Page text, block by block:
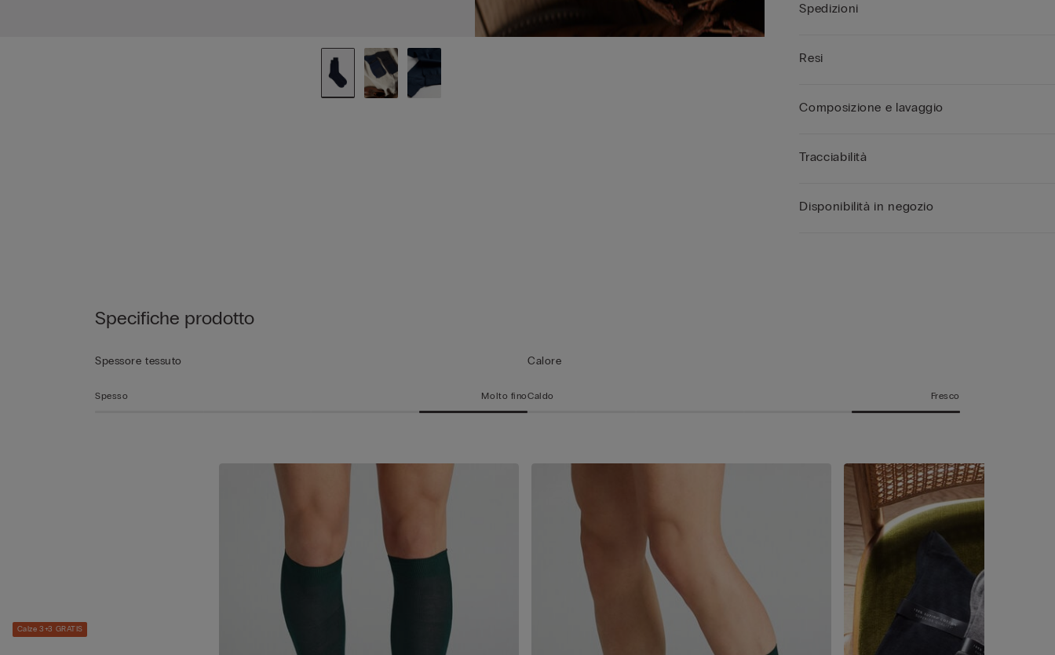
Spedizioni
Resi
Composizione e lavaggio
Tracciabilità
Disponibilità in negozio
Specifiche prodotto
Spessore tessuto
Spesso Molto fino
Calore
Caldo Fresco
Calze 3+3 GRATIS